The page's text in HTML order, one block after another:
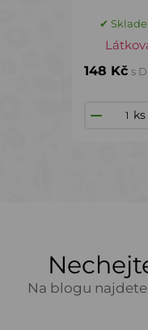
✔
148 Kč s
ks
Na blogu